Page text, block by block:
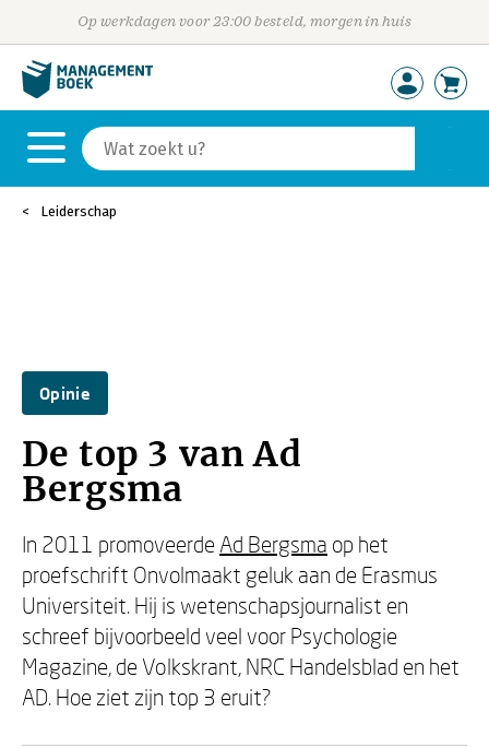
Op werkdagen voor 23:00 besteld, morgen in huis
Leiderschap
Opinie
De top 3 van Ad
Bergsma
In 2011 promoveerde Ad Bergsma op het
proefschrift Onvolmaakt geluk aan de Erasmus
Universiteit. Hij is wetenschapsjournalist en
schreef bijvoorbeeld veel voor Psychologie
Magazine, de Volkskrant, NRC Handelsblad en het
AD. Hoe ziet zijn top 3 eruit?